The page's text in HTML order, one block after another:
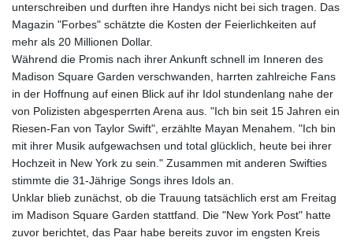
unterschreiben und durften ihre Handys nicht bei sich tragen. Das
Magazin "Forbes" schätzte die Kosten der Feierlichkeiten auf
mehr als 20 Millionen Dollar.
Während die Promis nach ihrer Ankunft schnell im Inneren des
Madison Square Garden verschwanden, harrten zahlreiche Fans
in der Hoffnung auf einen Blick auf ihr Idol stundenlang nahe der
von Polizisten abgesperrten Arena aus. "Ich bin seit 15 Jahren ein
Riesen-Fan von Taylor Swift", erzählte Mayan Menahem. "Ich bin
mit ihrer Musik aufgewachsen und total glücklich, heute bei ihrer
Hochzeit in New York zu sein." Zusammen mit anderen Swifties
stimmte die 31-Jährige Songs ihres Idols an.
Unklar blieb zunächst, ob die Trauung tatsächlich erst am Freitag
im Madison Square Garden stattfand. Die "New York Post" hatte
zuvor berichtet, das Paar habe bereits zuvor im engsten Kreis